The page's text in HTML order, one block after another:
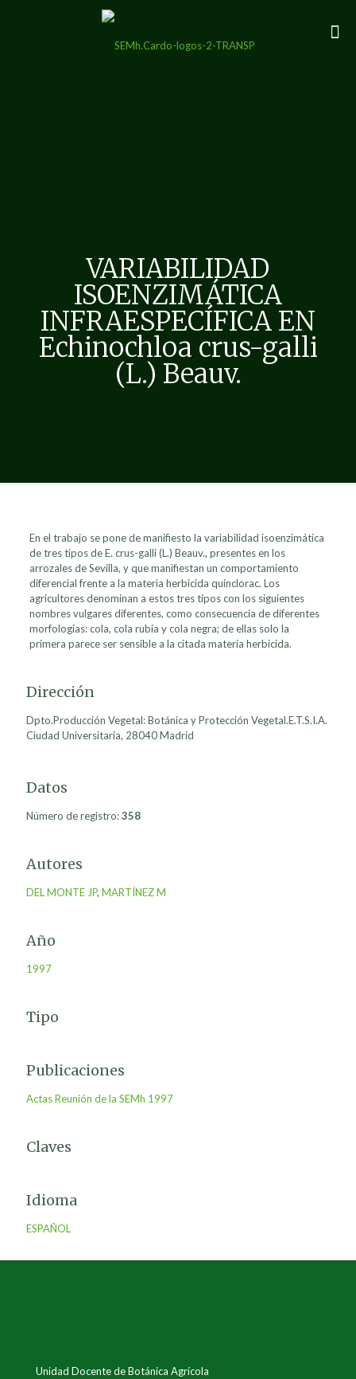
VARIABILIDAD
ISOENZIMÁTICA
INFRAESPECÍFICA EN
Echinochloa crus-galli
(L.) Beauv.
En el trabajo se pone de manifiesto la variabilidad isoenzimática
de tres tipos de E. crus-galli (L.) Beauv., presentes en los
arrozales de Sevilla, y que manifiestan un comportamiento
diferencial frente a la materia herbicida quinclorac. Los
agricultores denominan a estos tres tipos con los siguientes
nombres vulgares diferentes, como consecuencia de diferentes
morfologías: cola, cola rubia y cola negra; de ellas solo la
primera parece ser sensible a la citada materia herbicida.
Dirección
Dpto.Producción Vegetal: Botánica y Protección Vegetal.E.T.S.I.A.
Ciudad Universitaria, 28040 Madrid
Datos
Número de registro:358
Autores
DEL MONTE JP, MARTÍNEZ M
Año
1997
Tipo
Publicaciones
Actas Reunión de la SEMh 1997
Claves
Idioma
ESPAÑOL
Unidad Docente de Botánica Agrícola